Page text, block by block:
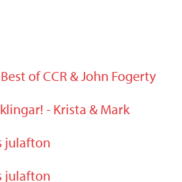
of CCR & John Fogerty
- Krista & Mark
julafton
julafton